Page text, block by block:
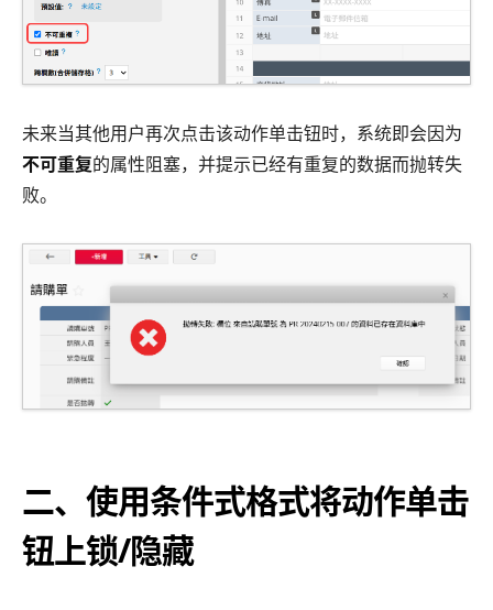
未来当其他用户再次点击该动作单击钮时，系统即会因为
不可重复的属性阻塞，并提示已经有重复的数据而抛转失
败。
二、使用条件式格式将动作单击
钮上锁/隐藏